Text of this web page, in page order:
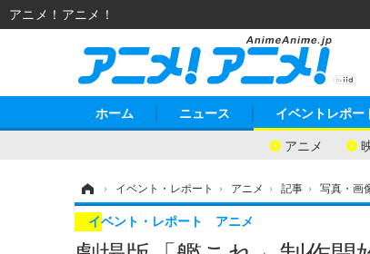
ホーム ニュース イベントレポー
アニメ
› イベント・レポート › アニメ › 記事 › 写真・画
イベント・レポート アニメ
アニメ！アニメ！